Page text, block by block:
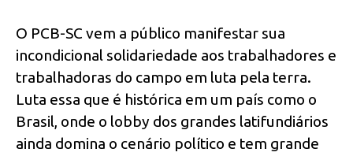
O PCB-SC vem a público manifestar sua
incondicional solidariedade aos trabalhadores e
trabalhadoras do campo em luta pela terra.
Luta essa que é histórica em um país como o
Brasil, onde o lobby dos grandes latifundiários
ainda domina o cenário político e tem grande